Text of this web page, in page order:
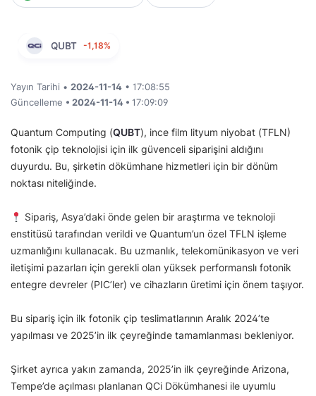
QUBT -1,18%
Yayın Tarihi • 2024-11-14 • 17:08:55
Güncelleme • 2024-11-14 • 17:09:09
Quantum Computing (QUBT), ince film lityum niyobat (TFLN)
fotonik çip teknolojisi için ilk güvenceli siparişini aldığını
duyurdu. Bu, şirketin dökümhane hizmetleri için bir dönüm
noktası niteliğinde.
Sipariş, Asya’daki önde gelen bir araştırma ve teknoloji
enstitüsü tarafından verildi ve Quantum’un özel TFLN işleme
uzmanlığını kullanacak. Bu uzmanlık, telekomünikasyon ve veri
iletişimi pazarları için gerekli olan yüksek performanslı fotonik
entegre devreler (PIC’ler) ve cihazların üretimi için önem taşıyor.
Bu sipariş için ilk fotonik çip teslimatlarının Aralık 2024’te
yapılması ve 2025’in ilk çeyreğinde tamamlanması bekleniyor.
Şirket ayrıca yakın zamanda, 2025’in ilk çeyreğinde Arizona,
Tempe’de açılması planlanan QCi Dökümhanesi ile uyumlu